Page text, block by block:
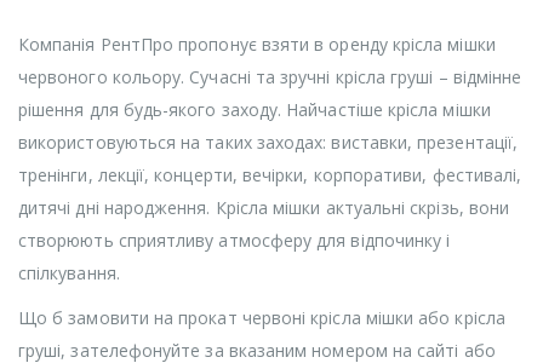
Компанія РентПро пропонує взяти в оренду крісла мішки
червоного кольору. Сучасні та зручні крісла груші – відмінне
рішення для будь-якого заходу. Найчастіше крісла мішки
використовуються на таких заходах: виставки, презентації,
тренінги, лекції, концерти, вечірки, корпоративи, фестивалі,
дитячі дні народження. Крісла мішки актуальні скрізь, вони
створюють сприятливу атмосферу для відпочинку і
спілкування.
Що б замовити на прокат червоні крісла мішки або крісла
груші, зателефонуйте за вказаним номером на сайті або